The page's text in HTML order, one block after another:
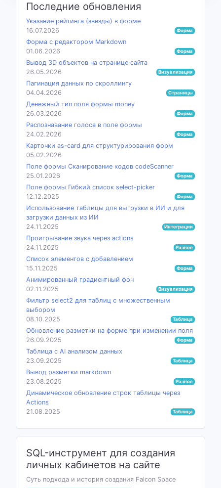
Последние обновления
Указание рейтинга (звезды) в форме
Форма
16.07.2026
Форма с редактором Markdown
Форма
01.06.2026
Вывод 3D объектов на странице сайта
Визуализация
26.05.2026
Пагинация данных по скроллингу
Страницы
04.04.2026
Денежный тип поля формы money
Форма
26.03.2026
Распознавание голоса в поле формы
Форма
24.02.2026
Карточки as-card для структурирования форм
05.02.2026
Поле формы Сканирование кодов codeScanner
Форма
25.01.2026
Поле формы Гибкий список select-picker
Форма
12.12.2025
Использование таблицы для выгрузки в ИИ и для
загрузки данных из ИИ
Интеграции
24.11.2025
Проигрывание звука через actions
Разное
24.11.2025
Список элементов с добавлением
Форма
15.11.2025
Анимированный градиентный фон
Визуализация
02.11.2025
Фильтр select2 для таблиц с множественным
выбором
Таблица
08.10.2025
Обновление разметки на форме при изменении поля
Форма
26.09.2025
Таблица с AI анализом данных
Таблица
23.09.2025
Вывод разметки markdown
Разное
23.08.2025
Динамическое обновление строк таблицы через
Actions
Таблица
21.08.2025
SQL-инструмент для создания
личных кабинетов на сайте
Суть подхода и история создания Falcon Space